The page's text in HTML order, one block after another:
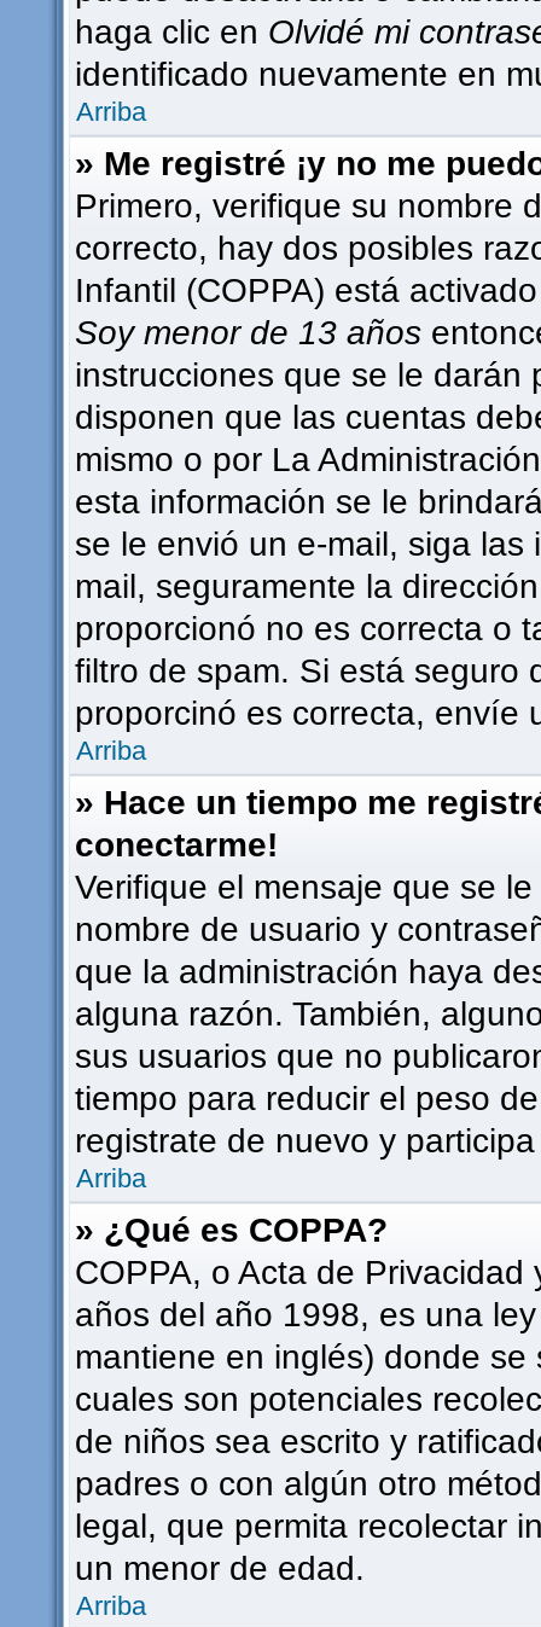
haga clic en Olvidé mi
identificado nuevamente en
Arriba
» Me registré ¡y no me
Primero, verifique su nombre
correcto, hay dos posibles
Infantil (COPPA) está
Soy menor de 13 años
instrucciones que se le darán
disponen que las cuentas
mismo o por La
esta información se le
se le envió un e-mail, siga
mail, seguramente la
proporcionó no es correcta o
filtro de spam. Si está seguro
proporcinó es correcta, envíe
Arriba
» Hace un tiempo me
conectarme!
Verifique el mensaje que se
nombre de usuario y
que la administración haya
alguna razón. También,
sus usuarios que no
tiempo para reducir el peso
registrate de nuevo y
Arriba
» ¿Qué es COPPA?
COPPA, o Acta de
años del año 1998, es una
mantiene en inglés) donde
cuales son potenciales
de niños sea escrito y
padres o con algún otro
legal, que permita recolectar
un menor de edad.
Arriba